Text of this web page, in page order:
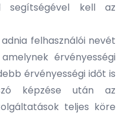
segítségével kell az
felhasználói nevét
érvényességi
érvényességi időt is
képzése után az
teljes köre